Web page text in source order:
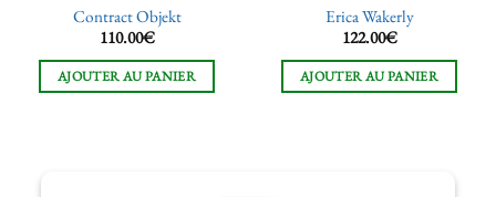
Contract Objekt
110.00€
AJOUTER AU PANIER
Erica Wakerly
122.00€
AJOUTER AU PANIER